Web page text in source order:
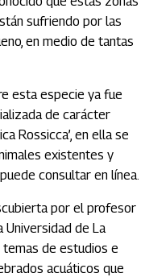
sufriendo por las
en medio de tantas
esta especie ya fue
de carácter
Rossicca’, en ella se
existentes y
consultar en línea.
por el profesor
Universidad de La
de estudios e
acuáticos que